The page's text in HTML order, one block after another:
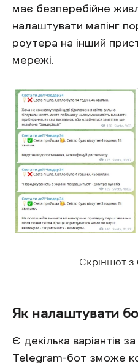
має безперебійне
налаштувати мапінг
роутера на інший
мережі.
Скріншот з
Як налаштувати
Є декілька варіантів
Telegram-бот зможе